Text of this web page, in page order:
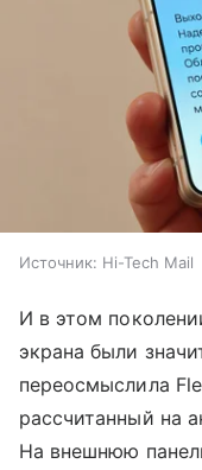
Источник: Hi-Tech Mail
И в этом
экрана были
переосмыслила
рассчитанный на
На внешнюю